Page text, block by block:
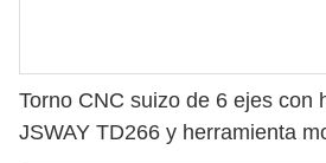
Torno CNC suizo de 6 ejes con
JSWAY TD266 y herramienta